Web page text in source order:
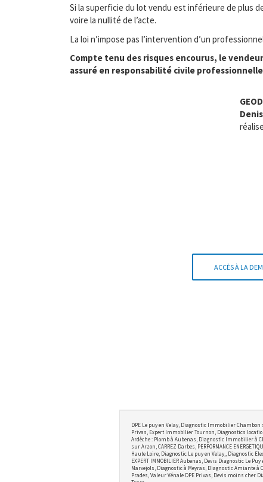
Si la superficie du lot vendu est inférieure de plus
voire la nullité de l’acte.
La loi n’impose pas l’intervention d’un
Compte tenu des risques encourus, le
assuré en responsabilité civile
ACCÈS À LA
DPE Le puy en Velay, Diagnostic Immobilier
Privas, Expert Immobilier Tournon, Diagnostics
Ardèche : Plomb à Aubenas, Diagnostic Immobilier à
sur Arzon, CARREZ Darbes, PERFORMANCE
Haute Loire, Diagnostic Le puy en Velay,, Diagnostic
EXPERT IMMOBILIER Aubenas, Devis Diagnostic Le
Marvejols, Diagnostic à Meyras, Diagnostic Amiante à
Prades, Valeur Vénale DPE Privas, Devis moins cher